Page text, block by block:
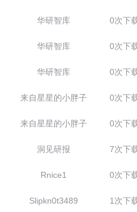
华研智库 0次下
华研智库 0次下
华研智库 0次下
来自星星的小胖子 0次下
来自星星的小胖子 0次下
洞见研报 7次下
Rnice1 0次下
Slipkn0t3489 1次下